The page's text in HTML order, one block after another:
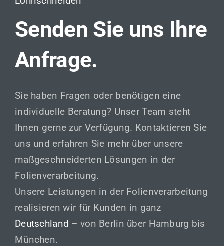
Senden Sie uns Ihre
Anfrage.
Sie haben Fragen oder benötigen eine
individuelle Beratung? Unser Team steht
Ihnen gerne zur Verfügung. Kontaktieren Sie
uns und erfahren Sie mehr über unsere
maßgeschneiderten Lösungen in der
Folienverarbeitung.
Unsere Leistungen in der Folienverarbeitung
realisieren wir für Kunden in ganz
Deutschland – von Berlin über Hamburg bis
München.